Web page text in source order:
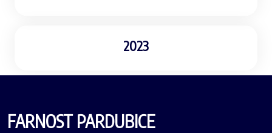
2023
FARNOST PARDUBICE